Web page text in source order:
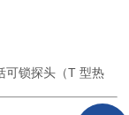
可锁探头（T 型热